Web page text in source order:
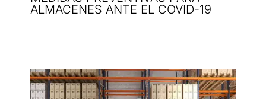
ALMACENES ANTE EL COVID-19